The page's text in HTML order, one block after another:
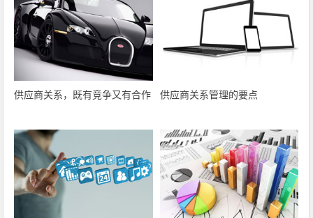
供应商关系，既有竞争又有合作 供应商关系管理的要点